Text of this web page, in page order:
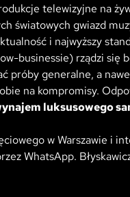
telewizyjne na
światowych gwiazd
i najwyższy
businessie) rządzi się
próby generalne, a
na kompromisy.
luksusowego
w Warszawie i
WhatsApp.